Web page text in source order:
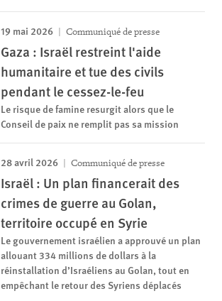
19 mai 2026 Communiqué de presse
Gaza : Israël restreint l'aide
humanitaire et tue des civils
pendant le cessez-le-feu
Le risque de famine resurgit alors que le
Conseil de paix ne remplit pas sa mission
28 avril 2026 Communiqué de presse
Israël : Un plan financerait des
crimes de guerre au Golan,
territoire occupé en Syrie
Le gouvernement israélien a approuvé un plan
allouant 334 millions de dollars à la
réinstallation d’Israéliens au Golan, tout en
empêchant le retour des Syriens déplacés